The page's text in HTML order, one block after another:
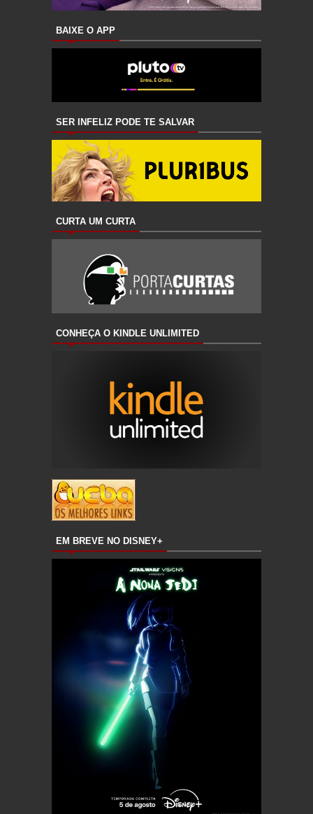
BAIXE O APP
SER INFELIZ PODE TE SALVAR
CURTA UM CURTA
CONHEÇA O KINDLE UNLIMITED
EM BREVE NO DISNEY+